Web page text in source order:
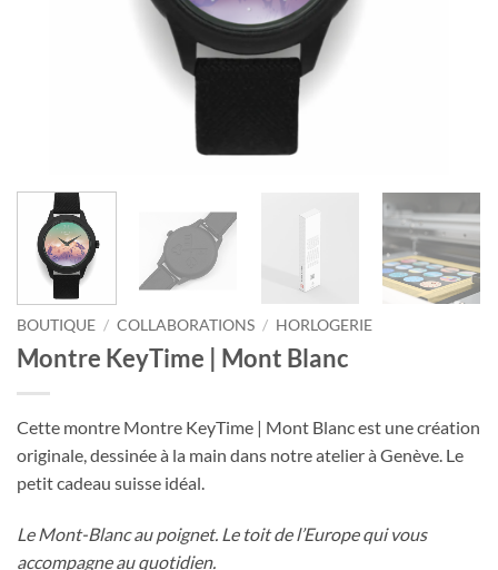
BOUTIQUE / COLLABORATIONS / HORLOGERIE
Montre KeyTime | Mont Blanc
Cette montre Montre KeyTime | Mont Blanc est une création
originale, dessinée à la main dans notre atelier à Genève. Le
petit cadeau suisse idéal.
Le Mont-Blanc au poignet. Le toit de l’Europe qui vous
accompagne au quotidien.